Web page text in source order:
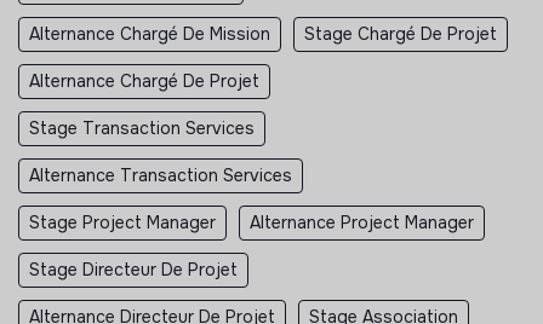
Alternance Chargé De Mission Stage Chargé De Projet
Alternance Chargé De Projet
Stage Transaction Services
Alternance Transaction Services
Stage Project Manager Alternance Project Manager
Stage Directeur De Projet
Alternance Directeur De Projet Stage Association